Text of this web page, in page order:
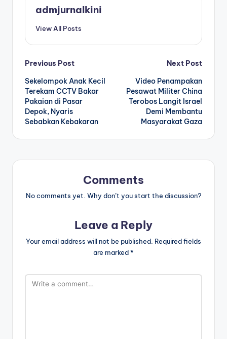
admjurnalkini
View All Posts
Post
navigation
Previous Post
Sekelompok Anak Kecil
Terekam CCTV Bakar
Pakaian di Pasar
Depok, Nyaris
Sebabkan Kebakaran
Next Post
Video Penampakan
Pesawat Militer China
Terobos Langit Israel
Demi Membantu
Masyarakat Gaza
Comments
No comments yet. Why don’t you start the discussion?
Leave a Reply
Your email address will not be published. Required fields
are marked*